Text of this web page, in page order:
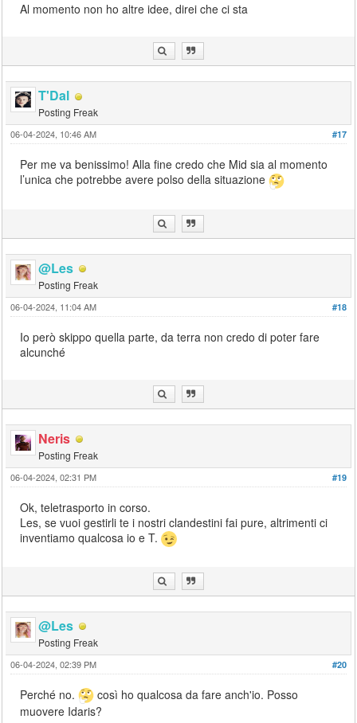
Al momento non ho altre idee, direi che ci sta
T'Dal
Posting Freak
#17
06-04-2024, 10:46 AM
Per me va benissimo! Alla fine credo che Mid sia al momento
l’unica che potrebbe avere polso della situazione
@Les
Posting Freak
#18
06-04-2024, 11:04 AM
Io però skippo quella parte, da terra non credo di poter fare
alcunché
Neris
Posting Freak
#19
06-04-2024, 02:31 PM
Ok, teletrasporto in corso.
Les, se vuoi gestirli te i nostri clandestini fai pure, altrimenti ci
inventiamo qualcosa io e T.
@Les
Posting Freak
#20
06-04-2024, 02:39 PM
Perché no.
così ho qualcosa da fare anch'io. Posso
muovere Idaris?